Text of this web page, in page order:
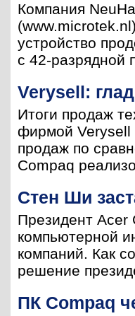
Компания
устройство
с 42-разрядной
Verysell:
Итоги продаж
фирмой Verysell
продаж по
Compaq
Стен Ши
Президент Acer
компьютерной
компаний. Как
решение
ПК Compaq